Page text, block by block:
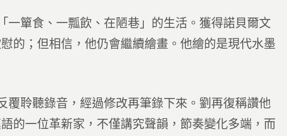
簞食、一瓢飲、在陋巷」的生活。獲得諾貝爾文
的；但相信，他仍會繼續繪畫。他繪的是現代水墨
聆聽錄音，經過修改再筆錄下來。劉再復稱讚他
的一位革新家，不僅講究聲韻，節奏變化多端，而